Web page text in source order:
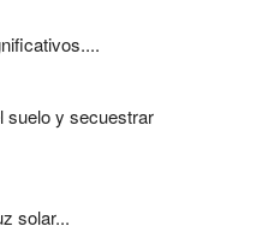
suelo y secuestrar
solar...